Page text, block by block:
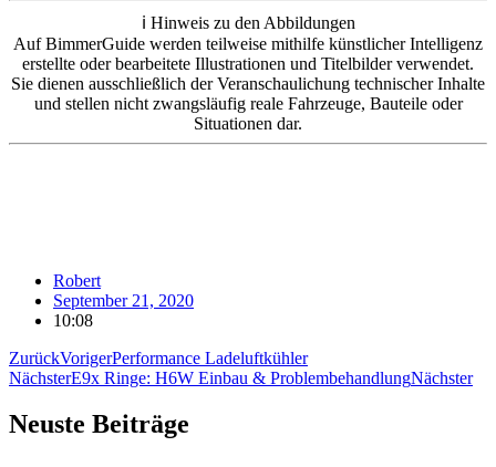
ℹ️ Hinweis zu den Abbildungen
Auf BimmerGuide werden teilweise mithilfe künstlicher Intelligenz
erstellte oder bearbeitete Illustrationen und Titelbilder verwendet.
Sie dienen ausschließlich der Veranschaulichung technischer Inhalte
und stellen nicht zwangsläufig reale Fahrzeuge, Bauteile oder
Situationen dar.
Robert
September 21, 2020
10:08
ZurückVorigerPerformance Ladeluftkühler
NächsterE9x Ringe: H6W Einbau & ProblembehandlungNächster
Neuste Beiträge